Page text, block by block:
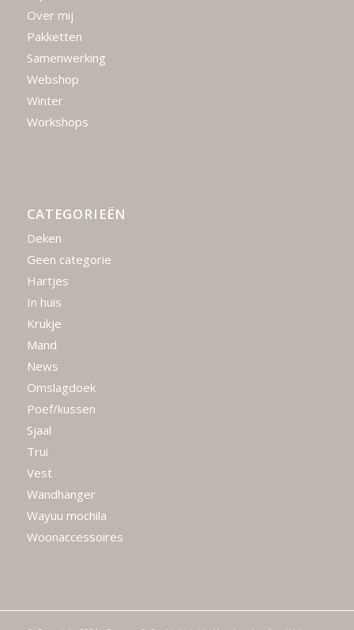
Over mij
Pakketten
Samenwerking
Webshop
Winter
Workshops
CATEGORIEËN
Deken
Geen categorie
Hartjes
In huis
Krukje
Mand
News
Omslagdoek
Poef/kussen
Sjaal
Trui
Vest
Wandhanger
Wayuu mochila
Woonaccessoires